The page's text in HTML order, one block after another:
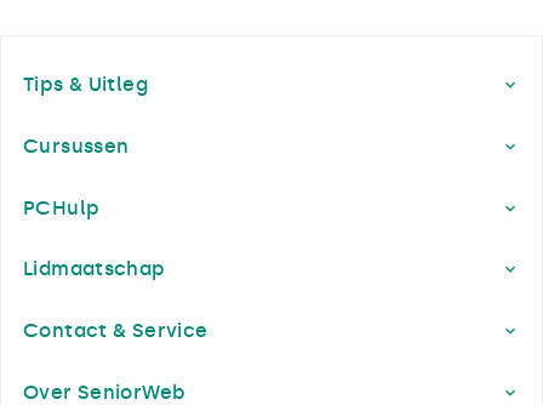
Tips & Uitleg
Cursussen
PCHulp
Lidmaatschap
Contact & Service
Over SeniorWeb